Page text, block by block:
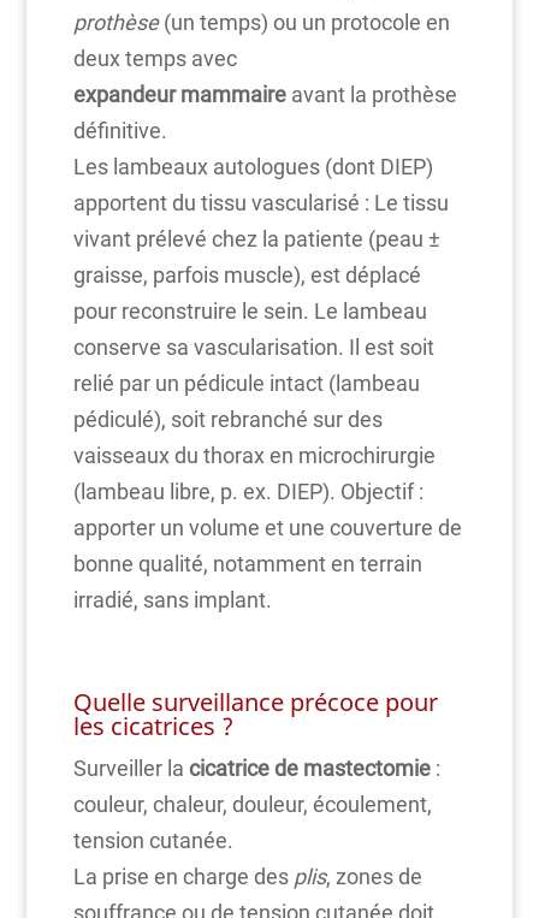
prothèse(un temps) ou un protocole en
deux temps avec
expandeur mammaireavant la prothèse
définitive.
Les lambeaux autologues (dont DIEP)
apportent du tissu vascularisé : Le tissu
vivant prélevé chez la patiente (peau ±
graisse, parfois muscle), est déplacé
pour reconstruire le sein. Le lambeau
conserve sa vascularisation. Il est soit
relié par un pédicule intact (lambeau
pédiculé), soit rebranché sur des
vaisseaux du thorax en microchirurgie
(lambeau libre, p. ex. DIEP). Objectif :
apporter un volume et une couverture de
bonne qualité, notamment en terrain
irradié, sans implant.
Quelle surveillance précoce pour
les cicatrices ?
Surveiller la cicatrice de mastectomie:
couleur, chaleur, douleur, écoulement,
tension cutanée.
La prise en charge des plis, zones de
souffrance ou de tension cutanée doit